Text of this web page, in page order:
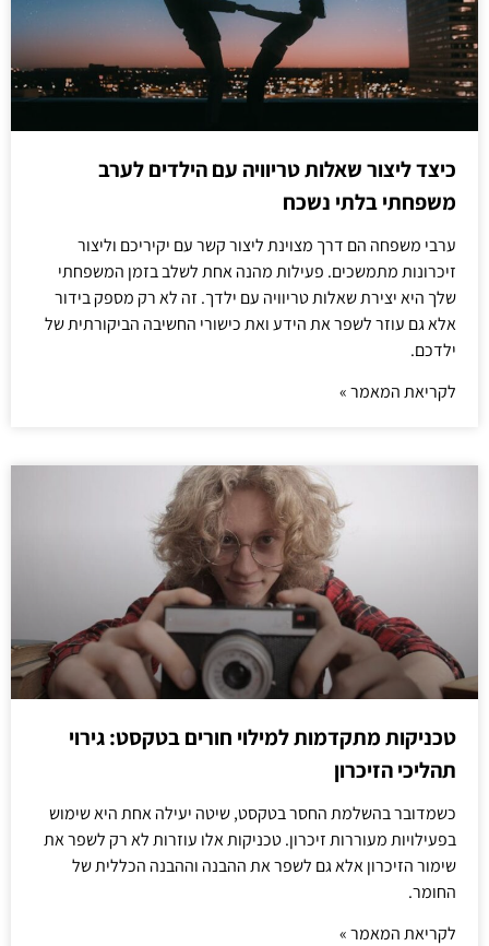
כיצד ליצור שאלות טריוויה עם הילדים לערב
משפחתי בלתי נשכח
ערבי משפחה הם דרך מצוינת ליצור קשר עם יקיריכם וליצור
זיכרונות מתמשכים. פעילות מהנה אחת לשלב בזמן המשפחתי
שלך היא יצירת שאלות טריוויה עם ילדך. זה לא רק מספק בידור
אלא גם עוזר לשפר את הידע ואת כישורי החשיבה הביקורתית של
ילדכם.
לקריאת המאמר »
טכניקות מתקדמות למילוי חורים בטקסט: גירוי
תהליכי הזיכרון
כשמדובר בהשלמת החסר בטקסט, שיטה יעילה אחת היא שימוש
בפעילויות מעוררות זיכרון. טכניקות אלו עוזרות לא רק לשפר את
שימור הזיכרון אלא גם לשפר את ההבנה וההבנה הכללית של
החומר.
לקריאת המאמר »